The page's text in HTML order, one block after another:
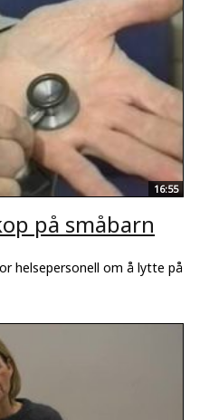
16:55
på småbarn
helsepersonell om å lytte på